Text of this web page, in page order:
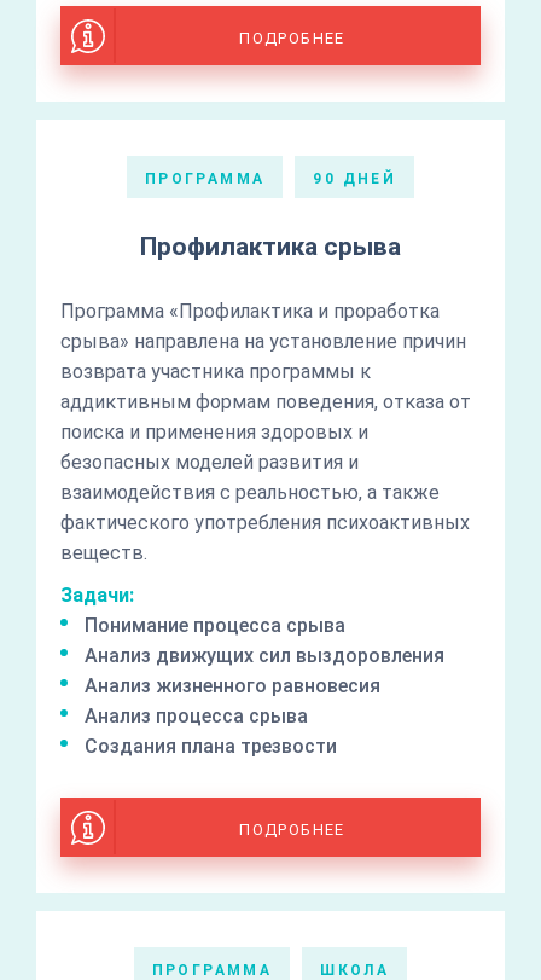
ПОДРОБНЕЕ
ПРОГРАММА 90 ДНЕЙ
Профилактика срыва
Программа «Профилактика и проработка
срыва» направлена на установление причин
возврата участника программы к
аддиктивным формам поведения, отказа от
поиска и применения здоровых и
безопасных моделей развития и
взаимодействия с реальностью, а также
фактического употребления психоактивных
веществ.
Задачи:
Понимание процесса срыва
Анализ движущих сил выздоровления
Анализ жизненного равновесия
Анализ процесса срыва
Создания плана трезвости
ПОДРОБНЕЕ
ПРОГРАММА ШКОЛА